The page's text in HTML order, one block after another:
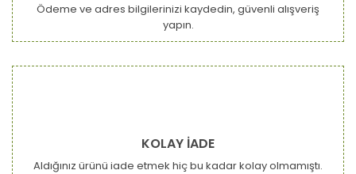
Ödeme ve adres bilgilerinizi kaydedin, güvenli alışveriş
yapın.
KOLAY İADE
Aldığınız ürünü iade etmek hiç bu kadar kolay olmamıştı.